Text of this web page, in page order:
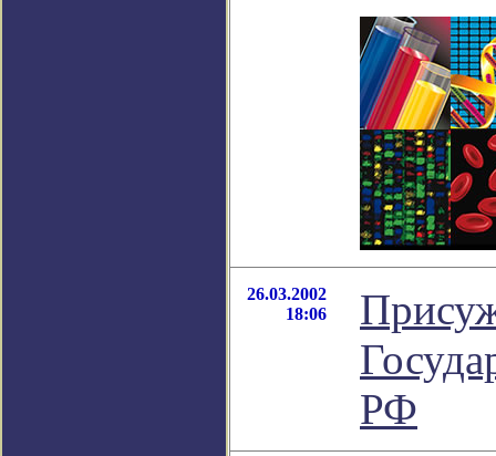
26.03.2002
18:06
РФ